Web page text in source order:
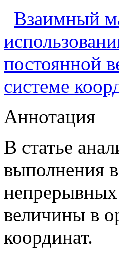
Взаимный
постоянной
системе
Аннотация
В статье
выполнения
величины в
координат.